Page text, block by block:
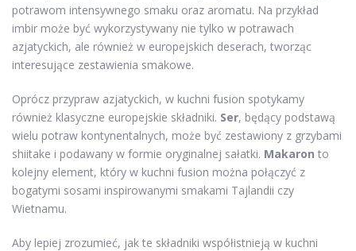
potrawom intensywnego smaku oraz aromatu. Na przykład
imbir może być wykorzystywany nie tylko w potrawach
azjatyckich, ale również w europejskich deserach, tworząc
interesujące zestawienia smakowe.
Oprócz przypraw azjatyckich, w kuchni fusion spotykamy
również klasyczne europejskie składniki. Ser, będący podstawą
wielu potraw kontynentalnych, może być zestawiony z grzybami
shiitake i podawany w formie oryginalnej sałatki. Makaron to
kolejny element, który w kuchni fusion można połączyć z
bogatymi sosami inspirowanymi smakami Tajlandii czy
Wietnamu.
Aby lepiej zrozumieć, jak te składniki współistnieją w kuchni